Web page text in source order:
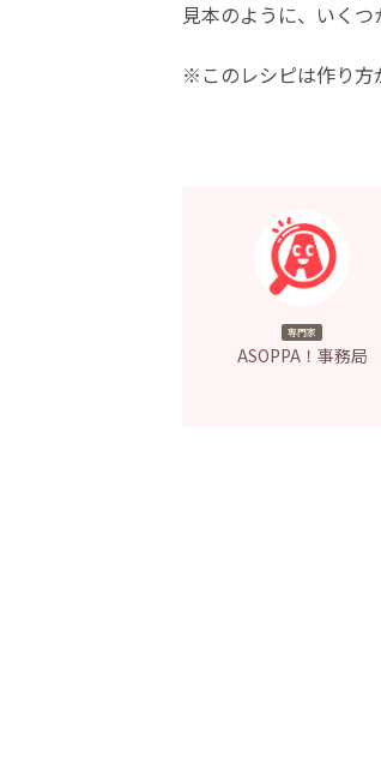
見本のように、いく
※このレシピは作り方
専門家
ASOPPA！事務局